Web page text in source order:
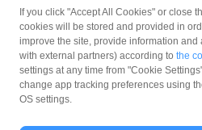
勧誘方針
マネロン等基本方針
カスタマーハラスメントに関する当社の考え
If you click "Accept All Cookies" or close
cookies will be stored and provided in
improve the site, provide information
with external partners) according to the
settings at any time from "Cookie
change app tracking preferences using
OS settings.